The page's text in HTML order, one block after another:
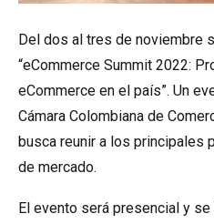
Del dos al tres de noviembre
“eCommerce Summit 2022:
eCommerce en el país”. Un
Cámara Colombiana de
busca reunir a los principales
de mercado.
El evento será presencial y